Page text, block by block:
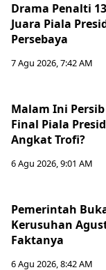
Drama Penalti
Juara Piala
Persebaya
7 Agu 2026, 7:42 AM
Malam Ini
Final Piala
Angkat Trofi?
6 Agu 2026, 9:01 AM
Pemerintah
Kerusuhan
Faktanya
6 Agu 2026, 8:42 AM